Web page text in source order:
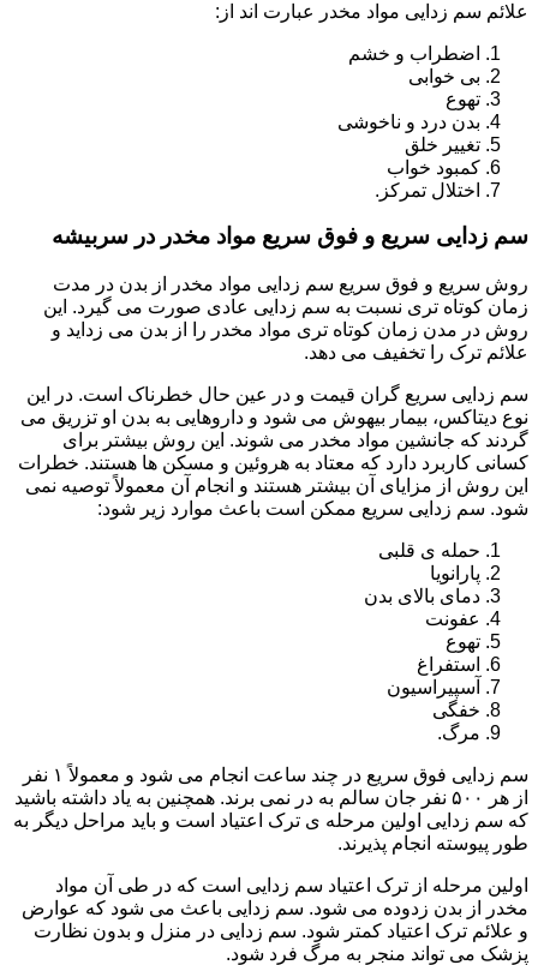
علائم سم زدایی مواد مخدر عبارت اند از:
اضطراب و خشم
بی خوابی
تهوع
بدن درد و ناخوشی
تغییر خلق
کمبود خواب
اختلال تمرکز.
سم زدایی سریع و فوق سریع مواد مخدر در سربیشه
روش سریع و فوق سریع سم زدایی مواد مخدر از بدن در مدت
زمان کوتاه تری نسبت به سم زدایی عادی صورت می گیرد. این
روش در مدن زمان کوتاه تری مواد مخدر را از بدن می زداید و
علائم ترک را تخفیف می دهد.
سم زدایی سریع گران قیمت و در عین حال خطرناک است. در این
نوع دیتاکس، بیمار بیهوش می شود و داروهایی به بدن او تزریق می
گردند که جانشین مواد مخدر می شوند. این روش بیشتر برای
کسانی کاربرد دارد که معتاد به هروئین و مسکن ها هستند. خطرات
این روش از مزایای آن بیشتر هستند و انجام آن معمولاً توصیه نمی
شود. سم زدایی سریع ممکن است باعث موارد زیر شود:
حمله ی قلبی
پارانویا
دمای بالای بدن
عفونت
تهوع
استفراغ
آسپیراسیون
خفگی
مرگ.
سم زدایی فوق سریع در چند ساعت انجام می شود و معمولاً ۱ نفر
از هر ۵۰۰ نفر جان سالم به در نمی برند. همچنین به یاد داشته باشید
که سم زدایی اولین مرحله ی ترک اعتیاد است و باید مراحل دیگر به
طور پیوسته انجام پذیرند.
اولین مرحله از ترک اعتیاد سم زدایی است که در طی آن مواد
مخدر از بدن زدوده می شود. سم زدایی باعث می شود که عوارض
و علائم ترک اعتیاد کمتر شود. سم زدایی در منزل و بدون نظارت
پزشک می تواند منجر به مرگ فرد شود.